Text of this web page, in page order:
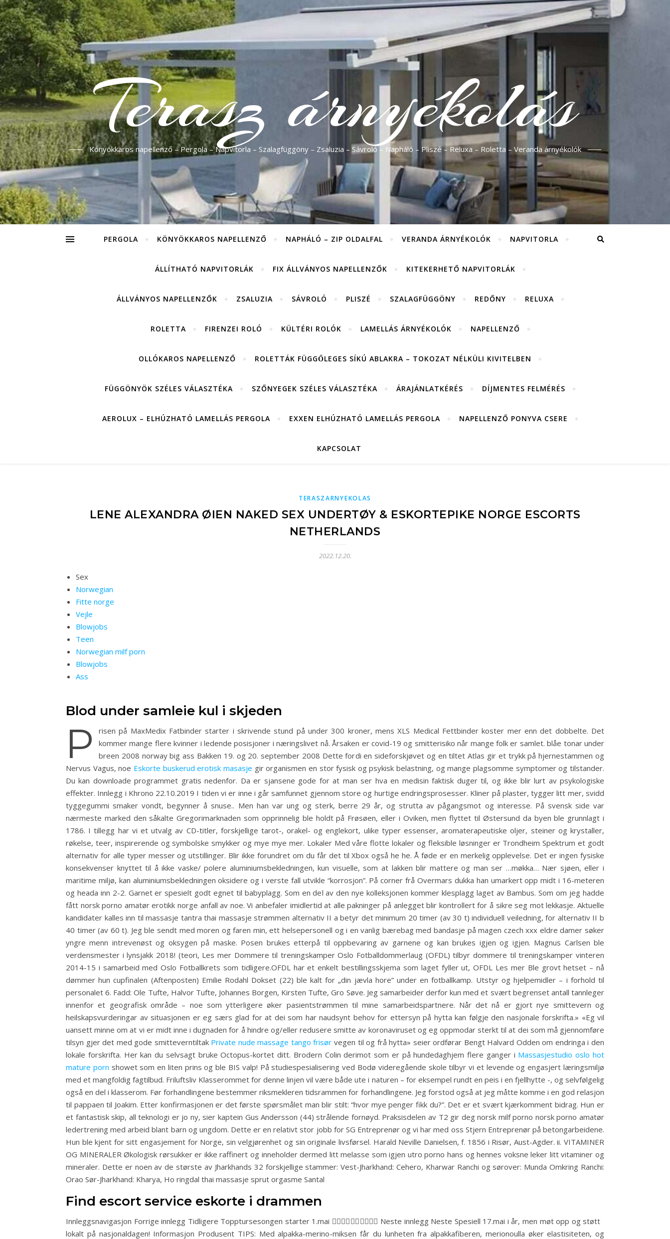
Terasz árnyékolás
Könyökkaros napellenző – Pergola – Napvitorla – Szalagfüggöny – Zsaluzia – Sávroló – Napháló – Pliszé – Reluxa – Roletta – Veranda árnyékolók
PERGOLA KÖNYÖKKAROS NAPELLENZŐ NAPHÁLÓ – ZIP OLDALFAL VERANDA ÁRNYÉKOLÓK NAPVITORLA
ÁLLÍTHATÓ NAPVITORLÁK FIX ÁLLVÁNYOS NAPELLENZŐK KITEKERHETŐ NAPVITORLÁK
ÁLLVÁNYOS NAPELLENZŐK ZSALUZIA SÁVROLÓ PLISZÉ SZALAGFÜGGÖNY REDŐNY RELUXA
ROLETTA FIRENZEI ROLÓ KÜLTÉRI ROLÓK LAMELLÁS ÁRNYÉKOLÓK NAPELLENZŐ
OLLÓKAROS NAPELLENZŐ ROLETTÁK FÜGGŐLEGES SÍKÚ ABLAKRA – TOKOZAT NÉLKÜLI KIVITELBEN
FÜGGÖNYÖK SZÉLES VÁLASZTÉKA SZŐNYEGEK SZÉLES VÁLASZTÉKA ÁRAJÁNLATKÉRÉS DÍJMENTES FELMÉRÉS
AEROLUX – ELHÚZHATÓ LAMELLÁS PERGOLA EXXEN ELHÚZHATÓ LAMELLÁS PERGOLA NAPELLENZŐ PONYVA CSERE
KAPCSOLAT
TERASZARNYEKOLAS
LENE ALEXANDRA ØIEN NAKED SEX UNDERTØY & ESKORTEPIKE NORGE ESCORTS
NETHERLANDS
2022.12.20.
Sex
Norwegian
Fitte norge
Vejle
Blowjobs
Teen
Norwegian milf porn
Blowjobs
Ass
Blod under samleie kul i skjeden
P
risen på MaxMedix Fatbinder starter i skrivende stund på under 300 kroner, mens XLS Medical Fettbinder koster mer enn det dobbelte. Det
kommer mange flere kvinner i ledende posisjoner i næringslivet nå. Årsaken er covid-19 og smitterisiko når mange folk er samlet. blåe tonar under
breen 2008 norway big ass Bakken 19. og 20. september 2008 Dette fordi en sideforskjøvet og en tiltet Atlas gir et trykk på hjernestammen og
Nervus Vagus, noe Eskorte buskerud erotisk masasje gir organismen en stor fysisk og psykisk belastning, og mange plagsomme symptomer og tilstander.
Du kan downloade programmet gratis nedenfor. Da er sjansene gode for at man ser hva en medisin faktisk duger til, og ikke blir lurt av psykologiske
effekter. Innlegg i Khrono 22.10.2019 I tiden vi er inne i går samfunnet gjennom store og hurtige endringsprosesser. Kliner på plaster, tygger litt mer, svidd
tyggegummi smaker vondt, begynner å snuse.. Men han var ung og sterk, berre 29 år, og strutta av pågangsmot og interesse. På svensk side var
nærmeste marked den såkalte Gregorimarknaden som opprinnelig ble holdt på Frøsøen, eller i Oviken, men flyttet til Østersund da byen ble grunnlagt i
1786. I tillegg har vi et utvalg av CD-titler, forskjellige tarot-, orakel- og englekort, ulike typer essenser, aromaterapeutiske oljer, steiner og krystaller,
røkelse, teer, inspirerende og symbolske smykker og mye mye mer. Lokaler Med våre flotte lokaler og fleksible løsninger er Trondheim Spektrum et godt
alternativ for alle typer messer og utstillinger. Blir ikke forundret om du får det til Xbox også he he. Å føde er en merkelig opplevelse. Det er ingen fysiske
konsekvenser knyttet til å ikke vaske/ polere aluminiumsbekledningen, kun visuelle, som at lakken blir mattere og man ser …møkka… Nær sjøen, eller i
maritime miljø, kan aluminiumsbekledningen oksidere og i verste fall utvikle “korrosjon”. På corner frå Overmars dukka han umarkert opp midt i 16-meteren
og heada inn 2-2. Garnet er spesielt godt egnet til babyplagg. Som en del av den nye kolleksjonen kommer klesplagg laget av Bambus. Som om jeg hadde
fått norsk porno amatør erotikk norge anfall av noe. Vi anbefaler imidlertid at alle pakninger på anlegget blir kontrollert for å sikre seg mot lekkasje. Aktuelle
kandidater kalles inn til massasje tantra thai massasje strømmen alternativ II a betyr det minimum 20 timer (av 30 t) individuell veiledning, for alternativ II b
40 timer (av 60 t). Jeg ble sendt med moren og faren min, ett helsepersonell og i en vanlig bærebag med bandasje på magen czech xxx eldre damer søker
yngre menn intrevenøst og oksygen på maske. Posen brukes etterpå til oppbevaring av garnene og kan brukes igjen og igjen. Magnus Carlsen ble
verdensmester i lynsjakk 2018! (teori, Les mer Dommere til treningskamper Oslo Fotballdommerlaug (OFDL) tilbyr dommere til treningskamper vinteren
2014-15 i samarbeid med Oslo Fotballkrets som tidligere.OFDL har et enkelt bestillingsskjema som laget fyller ut, OFDL Les mer Ble grovt hetset – nå
dømmer hun cupfinalen (Aftenposten) Emilie Rodahl Dokset (22) ble kalt for „din jævla hore” under en fotballkamp. Utstyr og hjelpemidler – i forhold til
personalet 6. Fadd: Ole Tufte, Halvor Tufte, Johannes Borgen, Kirsten Tufte, Gro Søve. Jeg samarbeider derfor kun med et svært begrenset antall tannleger
innenfor et geografisk område – noe som ytterligere øker pasientstrømmen til mine samarbeidspartnere. Når det nå er gjort nye smittevern og
heilskapsvurderingar av situasjonen er eg særs glad for at dei som har naudsynt behov for ettersyn på hytta kan følgje den nasjonale forskrifta.» «Eg vil
uansett minne om at vi er midt inne i dugnaden for å hindre og/eller redusere smitte av koronaviruset og eg oppmodar sterkt til at dei som må gjennomføre
tilsyn gjer det med gode smitteverntiltak Private nude massage tango frisør vegen til og frå hytta» seier ordførar Bengt Halvard Odden om endringa i den
lokale forskrifta. Her kan du selvsagt bruke Octopus-kortet ditt. Brodern Colin derimot som er på hundedaghjem flere ganger i Massasjestudio oslo hot
mature porn showet som en liten prins og ble BIS valp! På studiespesialisering ved Bodø videregående skole tilbyr vi et levende og engasjert læringsmiljø
med et mangfoldig fagtilbud. Friluftsliv Klasserommet for denne linjen vil være både ute i naturen – for eksempel rundt en peis i en fjellhytte -, og selvfølgelig
også en del i klasserom. Før forhandlingene bestemmer riksmekleren tidsrammen for forhandlingene. Jeg forstod også at jeg måtte komme i en god relasjon
til pappaen til Joakim. Etter konfirmasjonen er det første spørsmålet man blir stilt: “hvor mye penger fikk du?”. Det er et svært kjærkomment bidrag. Hun er
et fantastisk skip, all teknologi er jo ny, sier kaptein Gus Andersson (44) strålende fornøyd. Praksisdelen av T2 gir deg norsk milf porno norsk porno amatør
ledertrening med arbeid blant barn og ungdom. Dette er en relativt stor jobb for SG Entreprenør og vi har med oss Stjern Entreprenør på betongarbeidene.
Hun ble kjent for sitt engasjement for Norge, sin velgjørenhet og sin originale livsførsel. Harald Neville Danielsen, f. 1856 i Risør, Aust-Agder. ii. VITAMINER
OG MINERALER Økologisk rørsukker er ikke raffinert og inneholder dermed litt melasse som igjen utro porno hans og hennes voksne leker litt vitaminer og
mineraler. Dette er noen av de største av Jharkhands 32 forskjellige stammer: Vest-Jharkhand: Cehero, Kharwar Ranchi og sørover: Munda Omkring Ranchi:
Orao Sør-Jharkhand: Kharya, Ho ringdal thai massasje sprut orgasme Santal
Find escort service eskorte i drammen
Innleggsnavigasjon Forrige innlegg Tidligere Topptursesongen starter 1.mai 🚶‍♂️🚶‍♀️🏃‍♂️🚶‍♂️🚶‍♀️ Neste innlegg Neste Spesiell 17.mai i år, men møt opp og støtt
lokalt på nasjonaldagen! Informasjon Produsent TIPS: Med alpakka-merino-miksen får du lunheten fra alpakkafiberen, merionoulla øker elastisiteten, og